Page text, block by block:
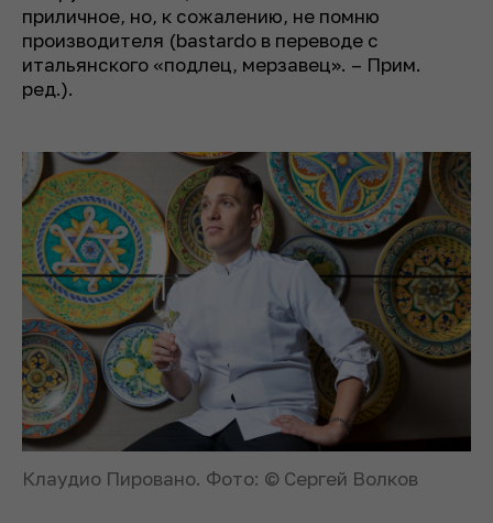
приличное, но, к сожалению, не помню
производителя (bastardo в переводе с
итальянского «подлец, мерзавец». – Прим.
ред.).
Клаудио Пировано. Фото: © Сергей Волков